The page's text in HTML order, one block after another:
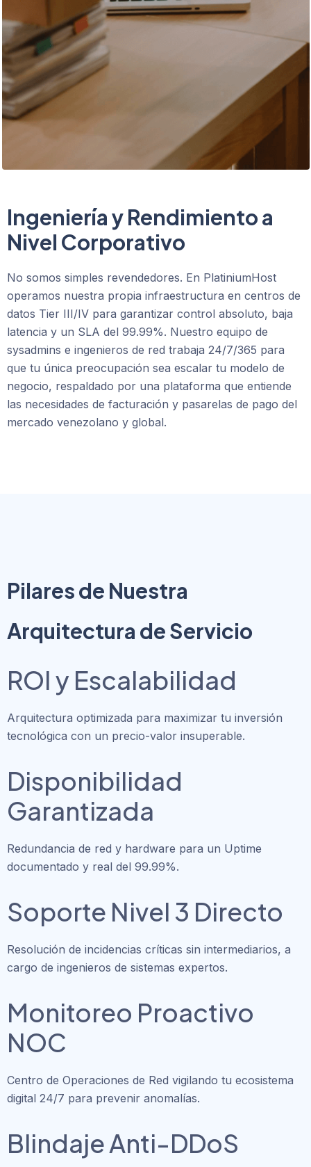
Ingeniería y Rendimiento a
Nivel Corporativo
No somos simples revendedores. En PlatiniumHost
operamos nuestra propia infraestructura en centros de
datos Tier III/IV para garantizar control absoluto, baja
latencia y un SLA del 99.99%. Nuestro equipo de
sysadmins e ingenieros de red trabaja 24/7/365 para
que tu única preocupación sea escalar tu modelo de
negocio, respaldado por una plataforma que entiende
las necesidades de facturación y pasarelas de pago del
mercado venezolano y global.
Pilares de Nuestra
Arquitectura de Servicio
ROI y Escalabilidad
Arquitectura optimizada para maximizar tu inversión
tecnológica con un precio-valor insuperable.
Disponibilidad
Garantizada
Redundancia de red y hardware para un Uptime
documentado y real del 99.99%.
Soporte Nivel 3 Directo
Resolución de incidencias críticas sin intermediarios, a
cargo de ingenieros de sistemas expertos.
Monitoreo Proactivo
NOC
Centro de Operaciones de Red vigilando tu ecosistema
digital 24/7 para prevenir anomalías.
Blindaje Anti-DDoS